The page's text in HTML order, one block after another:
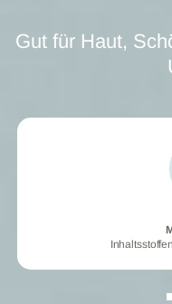
Gut für Haut,